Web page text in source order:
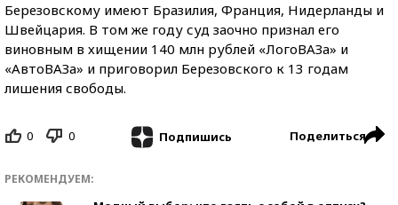
Березовскому имеют Бразилия, Франция, Нидерланды и
Швейцария. В том же году суд заочно признал его
виновным в хищении 140 млн рублей «ЛогоВАЗа» и
«АвтоВАЗа» и приговорил Березовского к 13 годам
лишения свободы.
0 0 Подпишись Поделиться
РЕКОМЕНДУЕМ: